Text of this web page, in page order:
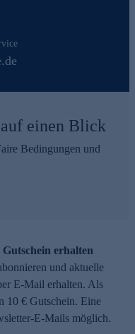
einen Blick
Bedingungen und
erhalten
und aktuelle
E-Mail erhalten. Als
10 € Gutschein. Eine
E-Mails möglich.